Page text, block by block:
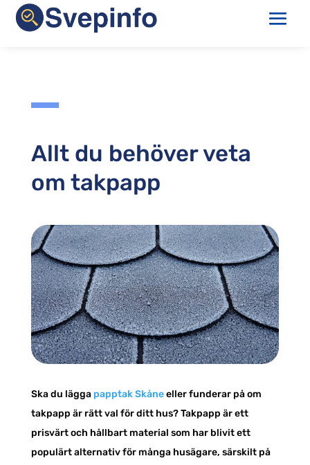
Allt du behöver veta
om takpapp
Ska du lägga papptak Skåneeller funderar på om
takpapp är rätt val för ditt hus? Takpapp är ett
prisvärt och hållbart material som har blivit ett
populärt alternativ för många husägare, särskilt på